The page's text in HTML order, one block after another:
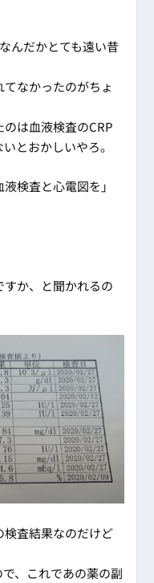
んだかとても遠い昔
なかったのがちょ
は血液検査のCRP
とおかしいやろ。
検査と心電図を」
か、と聞かれるの
検査結果なのだけど
、これであの薬の副